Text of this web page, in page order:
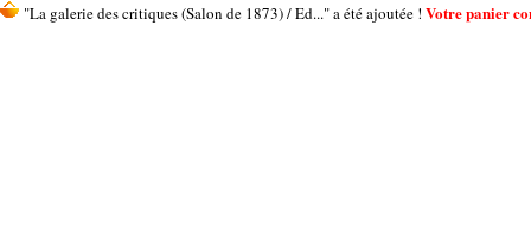
"La galerie des critiques (Salon de 1873) / Ed..." a été ajoutée ! Votre panier